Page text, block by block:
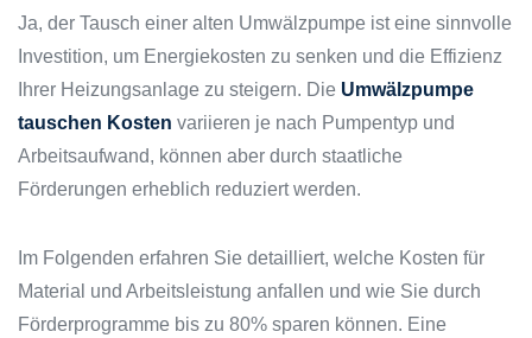
Ja, der Tausch einer alten Umwälzpumpe ist eine sinnvolle
Investition, um Energiekosten zu senken und die Effizienz
Ihrer Heizungsanlage zu steigern. Die Umwälzpumpe
tauschen Kosten variieren je nach Pumpentyp und
Arbeitsaufwand, können aber durch staatliche
Förderungen erheblich reduziert werden.
Im Folgenden erfahren Sie detailliert, welche Kosten für
Material und Arbeitsleistung anfallen und wie Sie durch
Förderprogramme bis zu 80% sparen können. Eine